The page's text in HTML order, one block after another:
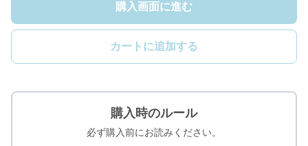
購入画面に進む
カートに追加する
購入時のルール
必ず購入前にお読みください。